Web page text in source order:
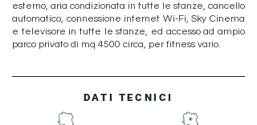
esterno, aria condizionata in tutte le stanze, cancello
automatico, connessione internet Wi-Fi, Sky Cinema
e televisore in tutte le stanze, ed accesso ad ampio
parco privato di mq 4500 circa, per fitness vario.
DATI TECNICI